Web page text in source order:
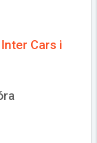
Cars i